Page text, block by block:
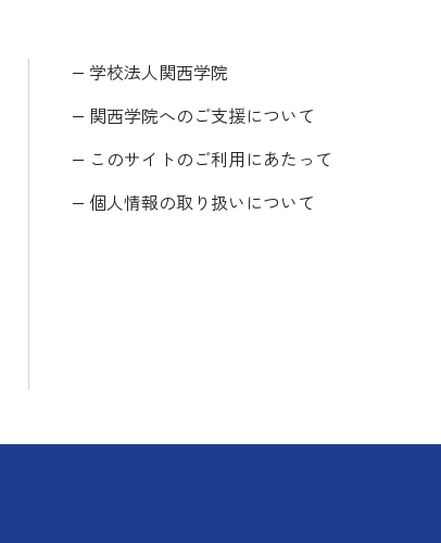
学校法人関西学院
関西学院へのご支援について
このサイトのご利用にあたって
個人情報の取り扱いについて